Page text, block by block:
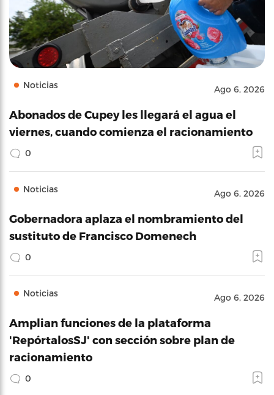
Noticias Ago 6, 2026
Abonados de Cupey les llegará el agua el
viernes, cuando comienza el racionamiento
0
Noticias Ago 6, 2026
Gobernadora aplaza el nombramiento del
sustituto de Francisco Domenech
0
Noticias Ago 6, 2026
Amplian funciones de la plataforma
'RepórtalosSJ' con sección sobre plan de
racionamiento
0